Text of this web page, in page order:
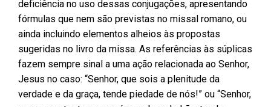
deficiência no uso dessas conjugações, apresentando
fórmulas que nem são previstas no missal romano, ou
ainda incluindo elementos alheios às propostas
sugeridas no livro da missa. As referências às súplicas
fazem sempre sinal a uma ação relacionada ao Senhor,
Jesus no caso: “Senhor, que sois a plenitude da
verdade e da graça, tende piedade de nós!” ou “Senhor,